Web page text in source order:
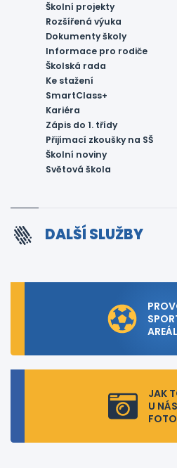
Školní projekty
Rozšířená výuka
Dokumenty školy
Informace pro rodiče
Školská rada
Ke stažení
SmartClass+
Kariéra
Zápis do 1. třídy
Přijímací zkoušky na SŠ
Školní noviny
Světová škola
DALŠÍ SLUŽBY
JAK
U